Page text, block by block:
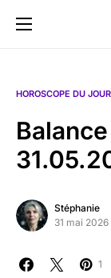
HOROSCOPE DU
Stéphanie
31 mai 2026
1